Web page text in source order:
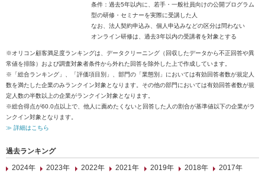
条件：過去5年以内に、若手・一般社員向けの公開プログラム
型の研修・セミナーを実際に受講した人
なお、法人契約申込み、個人申込みなどの区分は問わない
オンライン研修は、過去3年以内の受講者を対象とする
※オリコン顧客満足度ランキングは、データクリーニング（回収したデータから不正回答や異
常値を排除）および調査対象者条件から外れた回答を除外した上で作成しています。
※「総合ランキング」、「評価項目別」、部門の「業態別」においては有効回答者数が規定人
数を満たした企業のみランクイン対象となります。その他の部門においては有効回答者数が規
定人数の半数以上の企業がランクイン対象となります。
※総合得点が60.0点以上で、他人に薦めたくないと回答した人の割合が基準値以下の企業がラ
ンクイン対象となります。
≫ 詳細はこちら
過去ランキング
2024年
2023年 2022年 2021年 2019年 2018年 2017年